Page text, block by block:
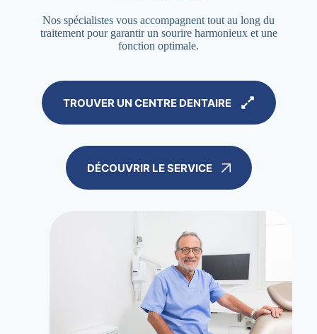
Nos spécialistes vous accompagnent tout au long du
traitement pour garantir un sourire harmonieux et une
fonction optimale.
TROUVER UN CENTRE DENTAIRE
DÉCOUVRIR LE SERVICE